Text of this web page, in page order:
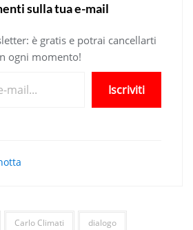
sulla tua e-mail
è gratis e potrai cancellarti
ogni momento!
Iscriviti
Carlo Climati dialogo